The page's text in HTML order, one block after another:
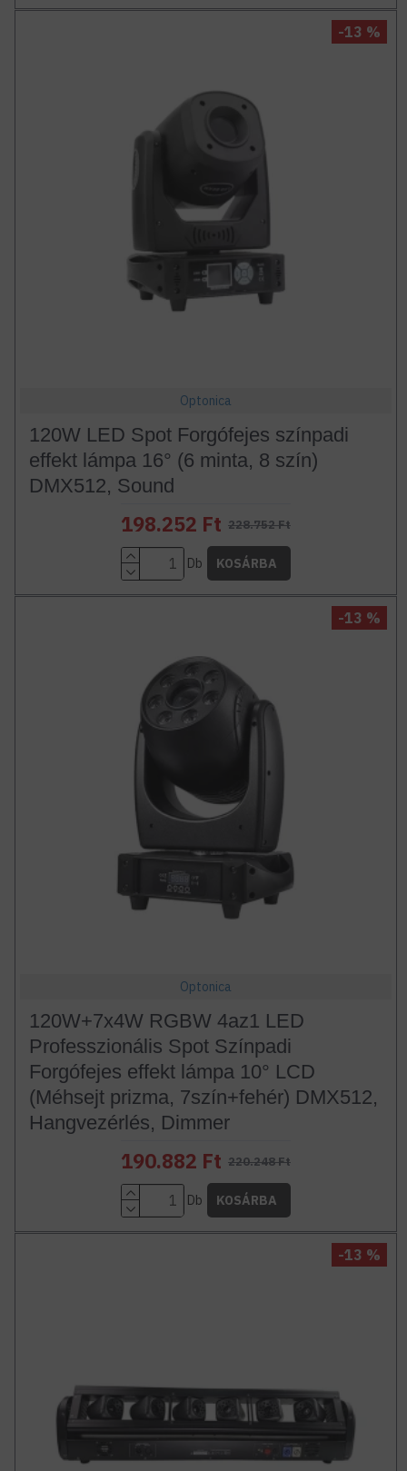
-13 %
Optonica
120W LED Spot Forgófejes színpadi
effekt lámpa 16° (6 minta, 8 szín)
DMX512, Sound
198.252 Ft 228.752 Ft
Db KOSÁRBA
-13 %
Optonica
120W+7x4W RGBW 4az1 LED
Professzionális Spot Színpadi
Forgófejes effekt lámpa 10° LCD
(Méhsejt prizma, 7szín+fehér) DMX512,
Hangvezérlés, Dimmer
190.882 Ft 220.248 Ft
Db KOSÁRBA
-13 %